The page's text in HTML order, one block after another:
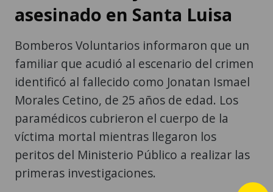
asesinado en Santa Luisa
Bomberos Voluntarios informaron que un
familiar que acudió al escenario del crimen
identificó al fallecido como Jonatan Ismael
Morales Cetino, de 25 años de edad. Los
paramédicos cubrieron el cuerpo de la
víctima mortal mientras llegaron los
peritos del Ministerio Público a realizar las
primeras investigaciones.